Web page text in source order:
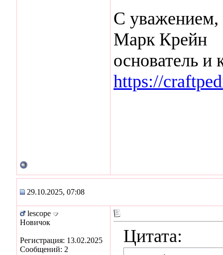
С уважением,
Марк Крейн
основатель и
https://
29.10.2025, 07:08
lescope
Новичок
Регистрация: 13.02.2025
Сообщений: 2
Цитата: